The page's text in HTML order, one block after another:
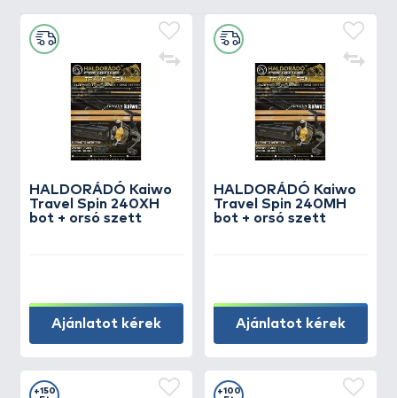
HALDORÁDÓ Kaiwo
Travel Spin 240XH
bot + orsó szett
Ajánlatot kérek
HALDORÁDÓ Kaiwo
Travel Spin 240MH
bot + orsó szett
Ajánlatot kérek
+150
+100